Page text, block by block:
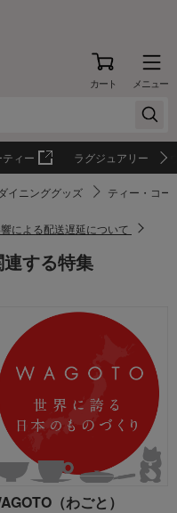
カート メニュー
ティー ラグジュアリー
イニンググッズ ティー・コー
による配送遅延について
連する特集
（わごと）